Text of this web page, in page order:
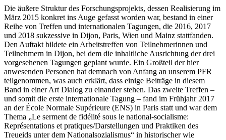
Die äußere Struktur des Forschungsprojekts, dessen Realisierung im
März 2015 konkret ins Auge gefasst worden war, bestand in einer
Reihe von Treffen und internationalen Tagungen, die 2016, 2017
und 2018 sukzessive in Dijon, Paris, Wien und Mainz stattfanden.
Den Auftakt bildete ein Arbeitstreffen von Teilnehmerinnen und
Teilnehmern in Dijon, bei dem die inhaltliche Ausrichtung der drei
vorgesehenen Tagungen geplant wurde. Ein Großteil der hier
anwesenden Personen hat demnach von Anfang an unserem PFR
teilgenommen, was auch erklärt, dass einige Beiträge in diesem
Band in einer Art Dialog zu einander stehen. Das zweite Treffen –
und somit die erste internationale Tagung – fand im Frühjahr 2017
an der École Normale Supérieure (ENS) in Paris statt und war dem
Thema „Le serment de fidélité sous le national-socialisme:
Représentations et pratiques/Darstellungen und Praktiken des
Treueids unter dem Nationalsozialismus“ in historischer wie